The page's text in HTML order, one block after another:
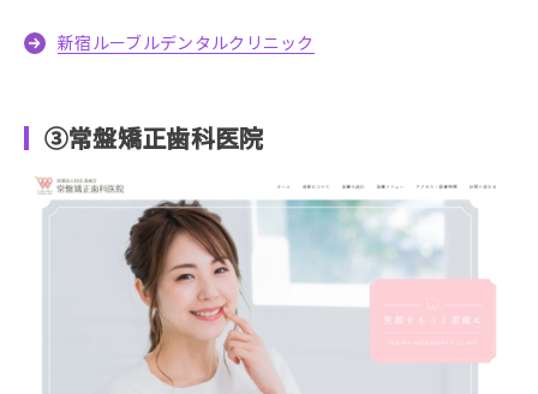
新宿ルーブルデンタルクリニック
③常盤矯正歯科医院